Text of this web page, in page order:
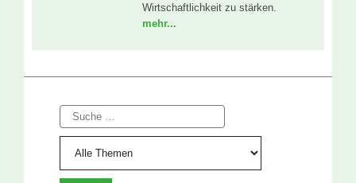
Wirtschaftlichkeit zu stärken.
mehr...
Suche